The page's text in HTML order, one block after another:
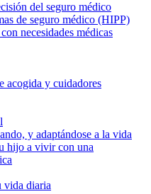
del seguro médico
de seguro médico (HIPP)
necesidades médicas
acogida y cuidadores
y adaptándose a la vida
hijo a vivir con una
vida diaria